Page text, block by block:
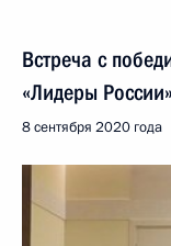
Встреча с
«Лидеры России»
8 сентября 2020 года